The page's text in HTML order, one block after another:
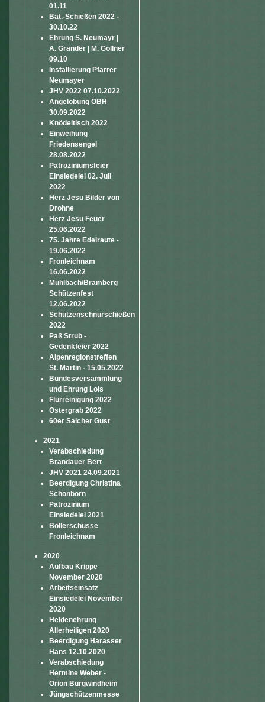
01.11
Bat.-Schießen 2022 -
30.10.22
Ehrung S. Neumayr |
A. Grander | M. Gollner
09.10
Installierung Pfarrer
Neumayer
JHV 2022 07.10.2022
Angelobung ÖBH
30.09.2022
Knödeltisch 2022
Einweihung
Friedensengel
28.08.2022
Patroziniumsfeier
Einsiedelei 02. Juli
2022
Herz Jesu Bilder von
Drohne
Herz Jesu Feuer
25.06.2022
75. Jahre Edelraute -
19.06.2022
Fronleichnam
16.06.2022
Mühlbach/Bramberg
Schützenfest
12.06.2022
Schützenschnurschießen
2022
Paß Strub -
Gedenkfeier 2022
Alpenregionstreffen
St. Martin - 15.05.2022
Bundesversammlung
und Ehrung Lois
Flurreinigung 2022
Ostergrab 2022
60er Salcher Gust
2021
Verabschiedung
Brandauer Bert
JHV 2021 24.09.2021
Beerdigung Christina
Schönborn
Patrozinium
Einsiedelei 2021
Böllerschüsse
Fronleichnam
2020
Aufbau Krippe
November 2020
Arbeitseinsatz
Einsiedelei November
2020
Heldenehrung
Allerheiligen 2020
Beerdigung Harasser
Hans 12.10.2020
Verabschiedung
Hermine Weber -
Orion Burgwindheim
Jüngschützenmesse